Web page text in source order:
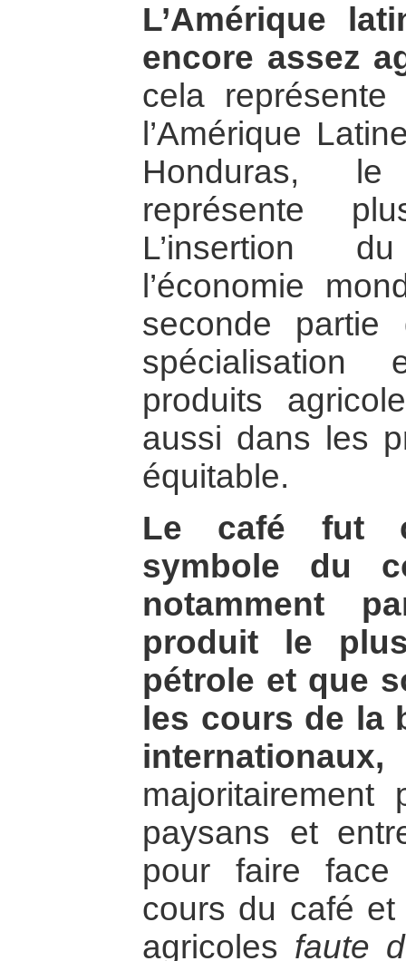
L’Amérique
encore assez
cela
l’Amérique
Honduras,
représente
L’insertion
l’économie
seconde
spécialisation
produits
aussi dans les
équitable.
Le café fut
symbole du
notamment
produit le
pétrole et que
les cours de la
internationaux,
paysans et
pour faire
cours du café
agricoles faute